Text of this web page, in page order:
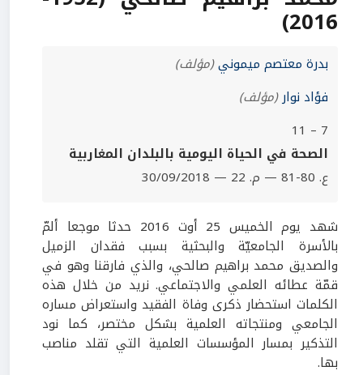
2016)
بدرة معتصم ميموني(مؤلف)
فؤاد نوار(مؤلف)
7 – 11
الصحة في الحياة اليومية بالبلدان المغاربية
ع. 80-81 — م. 22 — 30/09/2018
شهد يوم الخميس 25 أوت 2016 حدثا موجعا ألمّ
بالأسرة الجامعيّة والبحثية بسبب فقدان الزميل
والصديق محمد براهيم صالحي، والذي فارقنا وهو في
قمّة عطائه العلمي والاجتماعي. نريد من خلال هذه
الكلمات استحضار ذكرى وفاة الفقيد واستعراض مساره
الجامعي ومنتجاته العلمية بشكل مختصر، كما نود
التذكير بمسار المؤسسات العلمية التي تقلد مناصب
بها.